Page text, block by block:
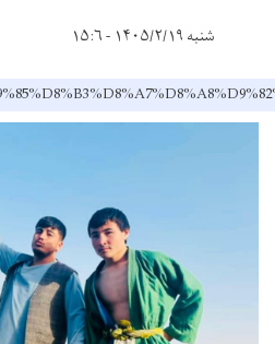
شنبه ۱۴۰۵/۲/۱۹ - ۱۵:۶